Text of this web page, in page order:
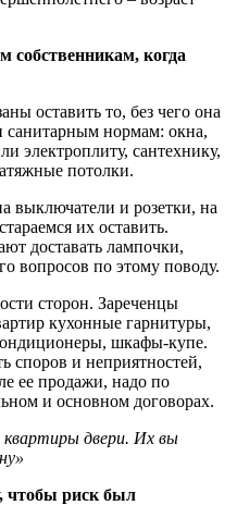
собственникам, когда
оставить то, без чего она
санитарным нормам: окна,
электроплиту, сантехнику,
потолки.
выключатели и розетки, на
их оставить.
доставать лампочки,
вопросов по этому поводу.
сторон. Зареченцы
кухонные гарнитуры,
шкафы-купе.
споров и неприятностей,
ее продажи, надо по
и основном договорах.
двери. Их вы
чтобы риск был